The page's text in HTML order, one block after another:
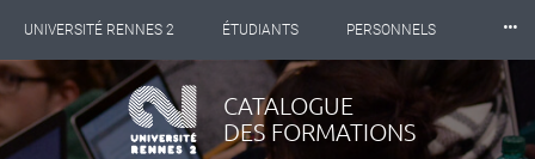
UNIVERSITÉ RENNES 2 ÉTUDIANTS PERSONNELS
INTERNATIONAL PROFESSIONNELS BIBLIOTHÈQUES
LES NOUVELLES DE RENNES 2
⸱⸱⸱
CATALOGUE
DES FORMATIONS